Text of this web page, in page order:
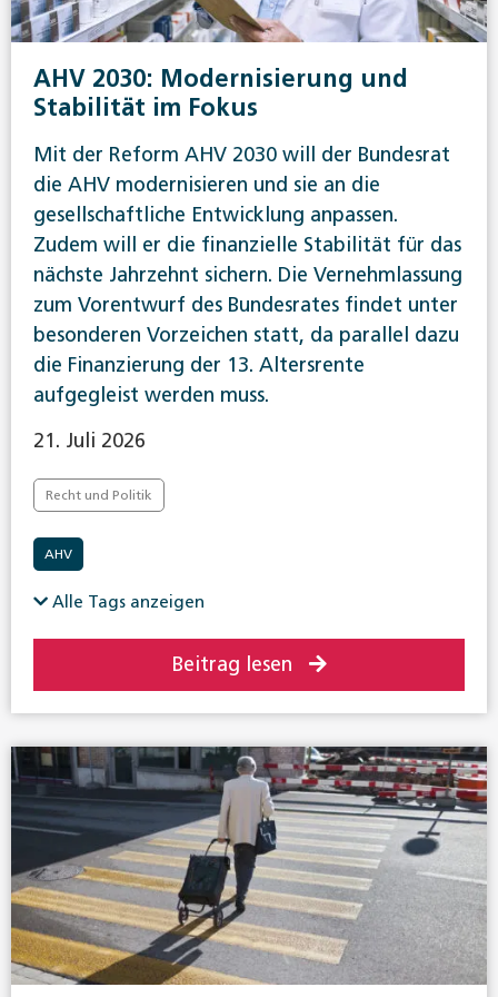
AHV 2030: Modernisierung und
Stabilität im Fokus
Mit der Reform AHV 2030 will der Bundesrat
die AHV modernisieren und sie an die
gesellschaftliche Entwicklung anpassen.
Zudem will er die finanzielle Stabilität für das
nächste Jahrzehnt sichern. Die Vernehmlassung
zum Vorentwurf des Bundesrates findet unter
besonderen Vorzeichen statt, da parallel dazu
die Finanzierung der 13. Altersrente
aufgegleist werden muss.
21. Juli 2026
Recht und Politik
AHV
Alle Tags anzeigen
Beitrag lesen